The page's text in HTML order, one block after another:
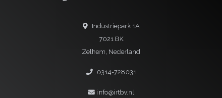
Industriepark 1A
7021 BK
Zelhem, Nederland
0314-728031
info@irtbv.nl